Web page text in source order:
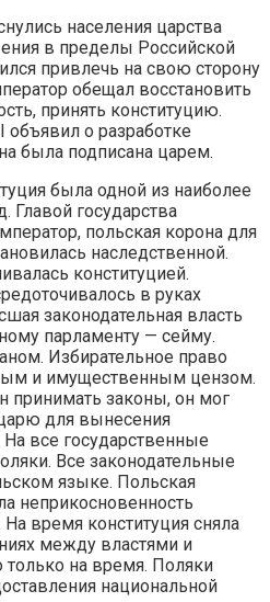
населения царства
в пределы Российской
привлечь на свою сторону
обещал восстановить
принять конституцию.
объявил о разработке
была подписана царем.
была одной из наиболее
Главой государства
польская корона для
наследственной.
конституцией.
в руках
законодательная власть
парламенту — сейму.
Избирательное право
и имущественным цензом.
принимать законы, он мог
для вынесения
все государственные
Все законодательные
языке. Польская
неприкосновенность
На время конституция сняла
между властями и
на время. Поляки
национальной